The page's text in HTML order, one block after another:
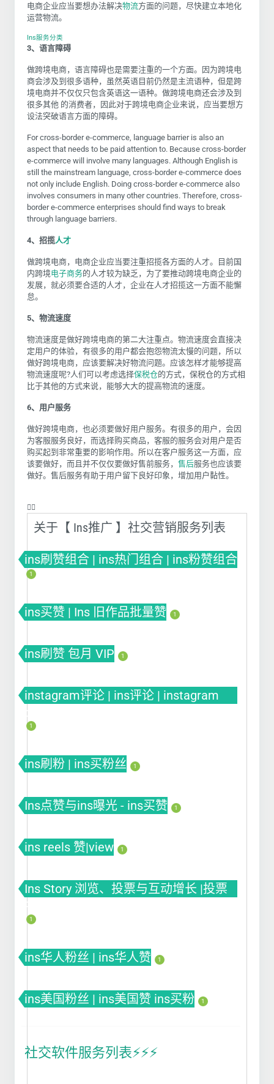
电商企业应当要想办法解决物流方面的问题，尽快建立本地化
运营物流。
Ins服务分类
3、语言障碍
做跨境电商，语言障碍也是需要注重的一个方面。因为跨境电
商会涉及到很多语种，虽然英语目前仍然是主流语种，但是跨
境电商并不仅仅只包含英语这一语种。做跨境电商还会涉及到
很多其他 的消费者，因此对于跨境电商企业来说，应当要想方
设法突破语言方面的障碍。
For cross-border e-commerce, language barrier is also an
aspect that needs to be paid attention to. Because cross-border
e-commerce will involve many languages. Although English is
still the mainstream language, cross-border e-commerce does
not only include English. Doing cross-border e-commerce also
involves consumers in many other countries. Therefore, cross-
border e-commerce enterprises should find ways to break
through language barriers.
4、招揽人才
做跨境电商，电商企业应当要注重招揽各方面的人才。目前国
内跨境电子商务的人才较为缺乏，为了要推动跨境电商企业的
发展，就必须要合适的人才，企业在人才招揽这一方面不能懈
怠。
5、物流速度
物流速度是做好跨境电商的第二大注重点。物流速度会直接决
定用户的体验，有很多的用户都会抱怨物流太慢的问题，所以
做好跨境电商，应该要解决好物流问题。应该怎样才能够提高
物流速度呢?人们可以考虑选择保税仓的方式，保税仓的方式相
比于其他的方式来说，能够大大的提高物流的速度。
6、用户服务
做好跨境电商，也必须要做好用户服务。有很多的用户，会因
为客服服务良好，而选择购买商品，客服的服务会对用户是否
购买起到非常重要的影响作用。所以在客户服务这一方面，应
该要做好，而且并不仅仅要做好售前服务， 售后服务也应该要
做好。售后服务有助于用户留下良好印象，增加用户黏性。
❤️‍🔥
关于【 Ins推广 】社交营销服务列表
ins刷赞组合 | ins热门组合 | ins粉赞组合
1
ins买赞 | Ins 旧作品批量赞 1
ins刷赞 包月 VIP 1
instagram评论 | ins评论 | instagram
comment
1
ins刷粉 | ins买粉丝 1
Ins点赞与ins曝光 - ins买赞 1
ins reels 赞|view 1
Ins Story 浏览、投票与互动增长 |投票
Poll
1
ins华人粉丝 | ins华人赞 1
ins美国粉丝 | ins美国赞 ins买粉 1
社交软件服务列表⚡️⚡️⚡️